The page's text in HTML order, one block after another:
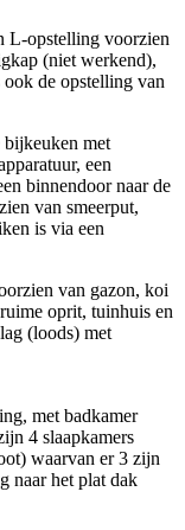
L-opstelling voorzien
(niet werkend),
de opstelling van
bijkeuken met
een
binnendoor naar de
van smeerput,
is via een
van gazon, koi
oprit, tuinhuis en
(loods) met
met badkamer
4 slaapkamers
waarvan er 3 zijn
naar het plat dak